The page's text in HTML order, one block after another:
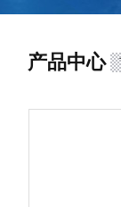
产品中心